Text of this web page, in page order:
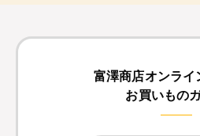
富澤商店オンライ
お買いもの